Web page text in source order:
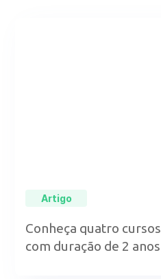
Artigo
Conheça quatro
com duração de 2 anos